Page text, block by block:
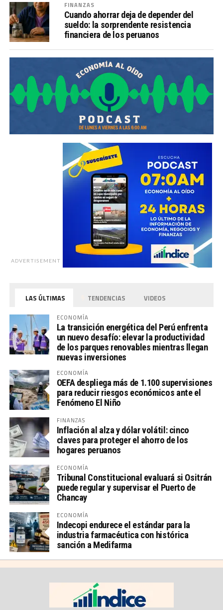
FINANZAS
Cuando ahorrar deja de depender del
sueldo: la sorprendente resistencia
financiera de los peruanos
ADVERTISEMENT
LAS ÚLTIMAS TENDENCIAS VIDEOS
ECONOMÍA
La transición energética del Perú enfrenta
un nuevo desafío: elevar la productividad
de los parques renovables mientras llegan
nuevas inversiones
ECONOMÍA
OEFA despliega más de 1.100 supervisiones
para reducir riesgos económicos ante el
Fenómeno El Niño
FINANZAS
Inflación al alza y dólar volátil: cinco
claves para proteger el ahorro de los
hogares peruanos
ECONOMÍA
Tribunal Constitucional evaluará si Ositrán
puede regular y supervisar el Puerto de
Chancay
ECONOMÍA
Indecopi endurece el estándar para la
industria farmacéutica con histórica
sanción a Medifarma